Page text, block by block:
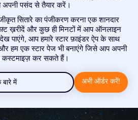
अपनी पसंद से तैयार करें।
सितारे का पंजीकरण करना एक शानदार
ख़रीदें और कुछ ही मिनटों में आप ऑनलाइन
पाएंगे, आप हमारे स्टार फ़ाइंडर ऐप के साथ
हम एक स्टार पेज भी बनाएंगे जिसे आप अपनी
कर सकते हैं।
में अभी ऑर्डर करें!